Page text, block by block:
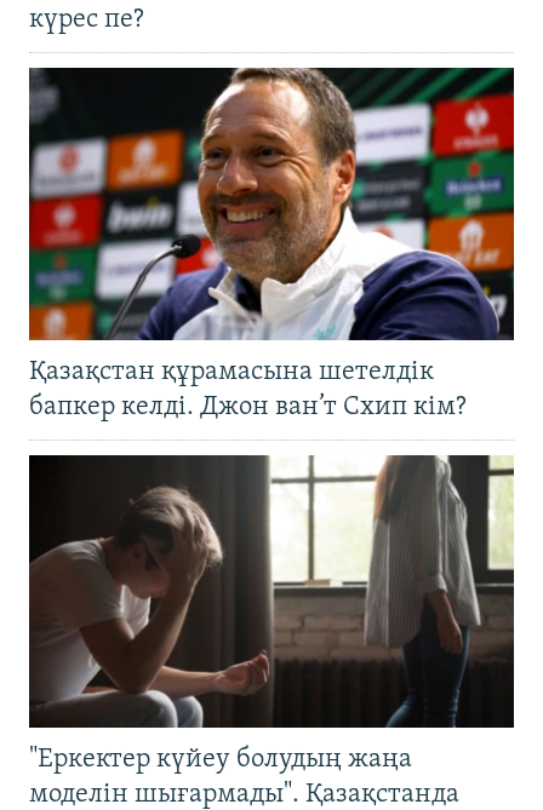
күрес пе?
Қазақстан құрамасына шетелдік
бапкер келді. Джон ван’т Схип кім?
"Еркектер күйеу болудың жаңа
моделін шығармады". Қазақстанда